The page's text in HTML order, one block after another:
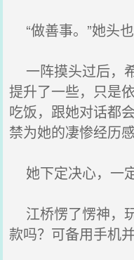
“做善事。”她头也
一阵摸头过后，
提升了一些，只是
吃饭，跟她对话都
禁为她的凄惨经历感
她下定决心，一
江桥愣了愣神，
款吗？可备用手机